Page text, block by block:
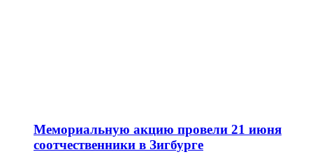
Мемориальную акцию провели 21 июня
соотчественники в Зигбурге